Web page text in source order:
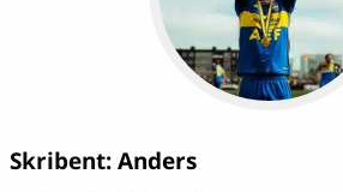
Skribent:Anders